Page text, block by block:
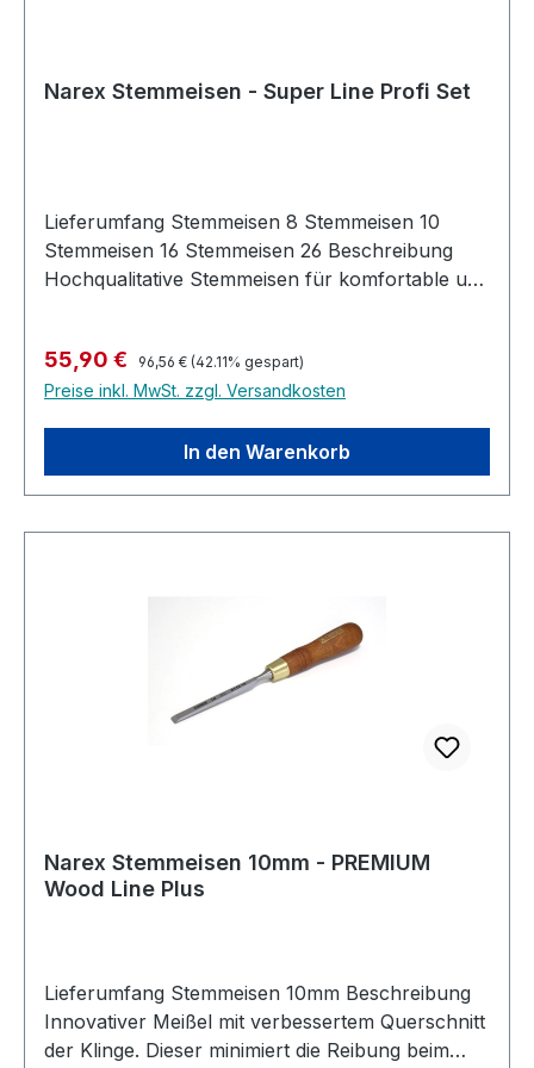
Narex Stemmeisen - Super Line Profi Set
Lieferumfang Stemmeisen 8 Stemmeisen 10
Stemmeisen 16 Stemmeisen 26 Beschreibung
Hochqualitative Stemmeisen für komfortable und
Wärmebehandelt bis zu einer Härte von 59HRc
Komplett geschilffen und poliert Nach DIN 5139
Griff Ergonomischer Griff mit ovalem Querschnitt
Harter Polypropylen-Kern, weiche TPE Hülle
Lochung zum Aufhängen des Werkzeugs
Verkaufspreis:
55,90 € Regulärer Preis:
96,56 € (42.11% gespart)
Preise inkl. MwSt. zzgl. Versandkosten
In den Warenkorb
Narex Stemmeisen 10mm - PREMIUM
Wood Line Plus
Lieferumfang Stemmeisen 10mm Beschreibung
Innovativer Meißel mit verbessertem Querschnitt
der Klinge. Dieser minimiert die Reibung beim